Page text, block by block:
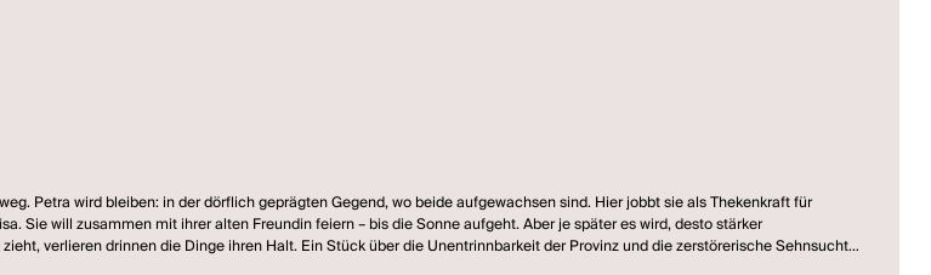
Petra wird bleiben: in der dörflich geprägten Gegend, wo beide aufgewachsen sind. Hier jobbt sie als Thekenkraft für
Sie will zusammen mit ihrer alten Freundin feiern – bis die Sonne aufgeht. Aber je später es wird, desto stärker
verlieren drinnen die Dinge ihren Halt. Ein Stück über die Unentrinnbarkeit der Provinz und die zerstörerische Sehnsucht